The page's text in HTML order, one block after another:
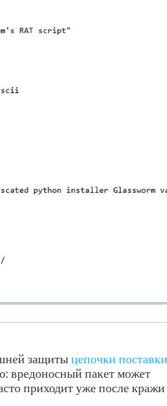
защитыцепочки поставки
вредоносный пакет может
приходит уже после кражи